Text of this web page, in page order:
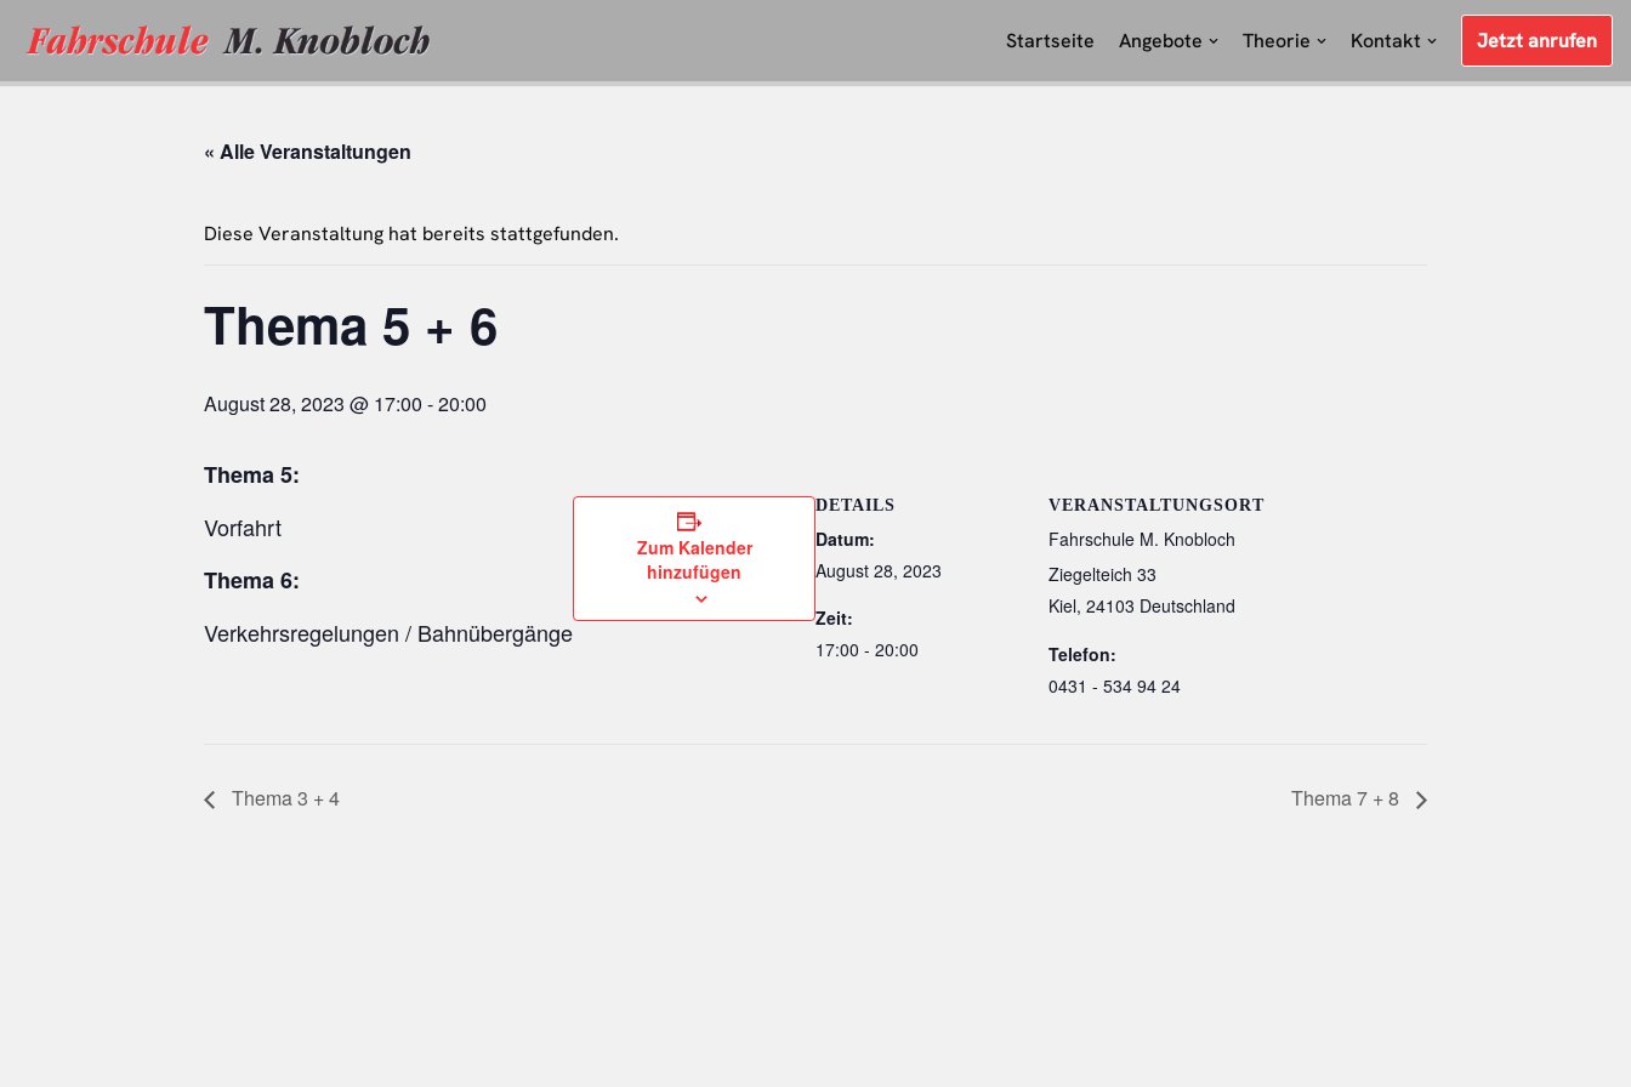
Startseite Angebote Theorie Kontakt Jetzt anrufen
« Alle Veranstaltungen
Diese Veranstaltung hat bereits stattgefunden.
Thema 5 + 6
August 28, 2023 @ 17:00 -20:00
Thema 5:
Vorfahrt
Thema 6:
Verkehrsregelungen / Bahnübergänge
Zum Kalender
hinzufügen
DETAILS
Datum:
August 28, 2023
Zeit:
17:00 - 20:00
VERANSTALTUNGSORT
Fahrschule M. Knobloch
Ziegelteich 33
Kiel, 24103 Deutschland
Telefon:
0431 - 534 94 24
Thema 3 + 4 Thema 7 + 8